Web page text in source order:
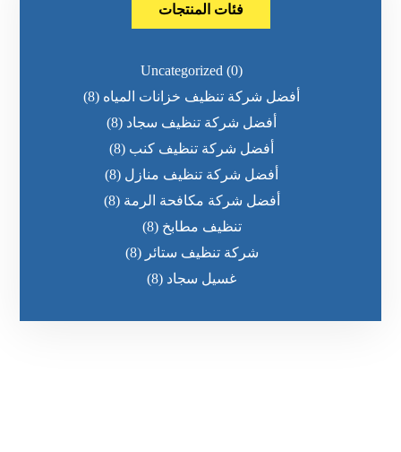
فئات المنتجات
Uncategorized (0)
أفضل شركة تنظيف خزانات المياه (8)
أفضل شركة تنظيف سجاد (8)
أفضل شركة تنظيف كنب (8)
أفضل شركة تنظيف منازل (8)
أفضل شركة مكافحة الرمة (8)
تنظيف مطابخ (8)
شركة تنظيف ستائر (8)
غسيل سجاد (8)